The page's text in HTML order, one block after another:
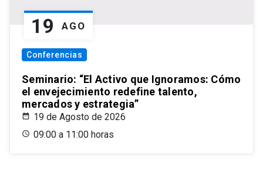
19 AGO
Conferencias
Seminario: “El Activo que Ignoramos: Cómo
el envejecimiento redefine talento,
mercados y estrategia”
19 de Agosto de 2026
09:00 a 11:00 horas